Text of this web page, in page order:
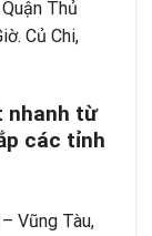
Thủ
Củ Chi,
nhanh từ
các tỉnh
Vũng Tàu,